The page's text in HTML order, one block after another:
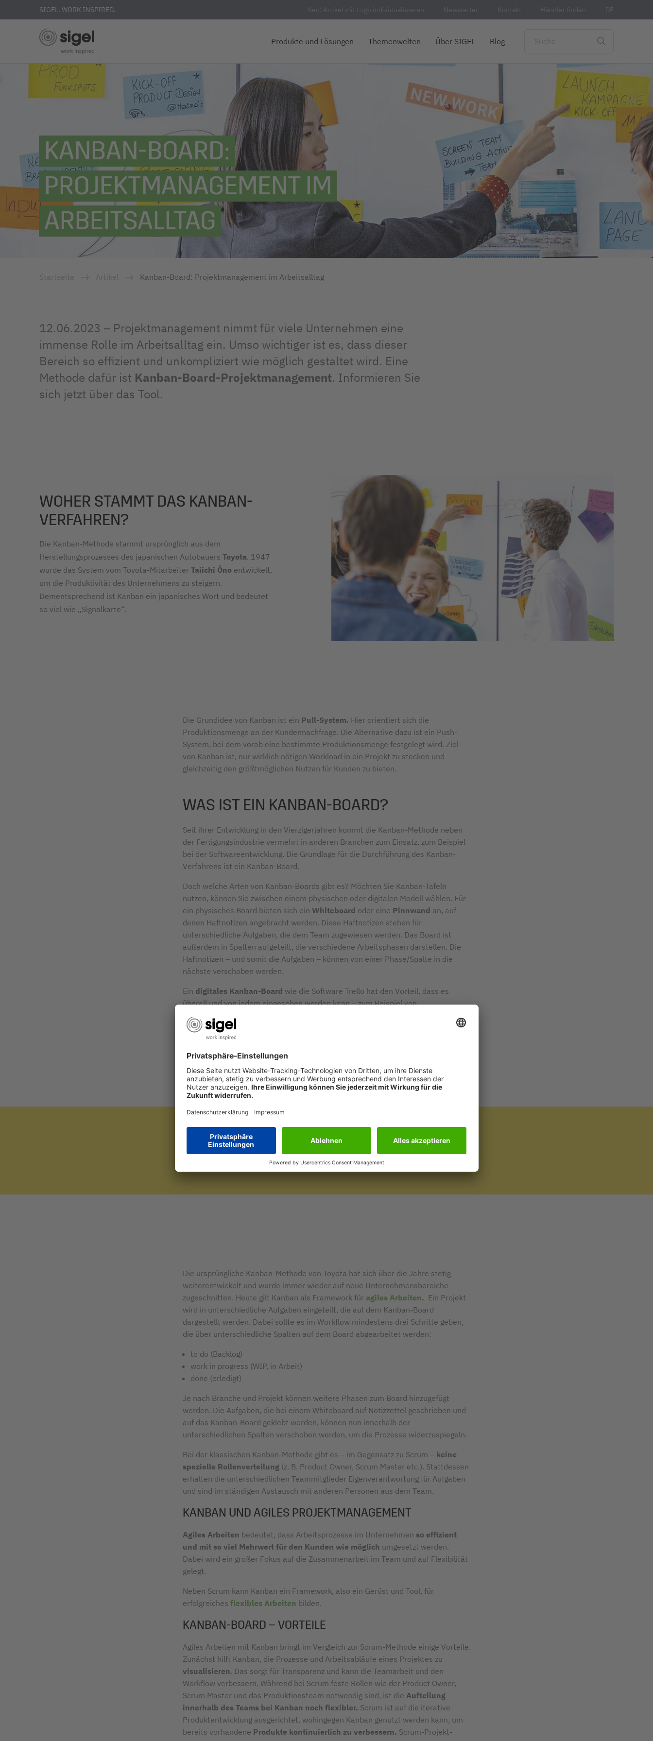
SIGEL. WORK INSPIRED. Neu: Artikel mit Logo individualisieren Newsletter Kontakt Händler finden DE
Produkte und Lösungen Themenwelten Über SIGEL Blog
KANBAN-BOARD:
PROJEKTMANAGEMENT IM
ARBEITSALLTAG
Startseite Artikel Kanban-Board: Projektmanagement im Arbeitsalltag
12.06.2023 – Projektmanagement nimmt für viele Unternehmen eine
immense Rolle im Arbeitsalltag ein. Umso wichtiger ist es, dass dieser
Bereich so effizient und unkompliziert wie möglich gestaltet wird. Eine
Methode dafür ist Kanban-Board-Projektmanagement. Informieren Sie
sich jetzt über das Tool.
WOHER STAMMT DAS KANBAN-
VERFAHREN?
Die Kanban-Methode stammt ursprünglich aus dem
Herstellungsprozesses des japanischen Autobauers Toyota. 1947
wurde das System vom Toyota-Mitarbeiter Taiichi Ōno entwickelt,
um die Produktivität des Unternehmens zu steigern.
Dementsprechend ist Kanban ein japanisches Wort und bedeutet
so viel wie „Signalkarte“.
Die Grundidee von Kanban ist ein Pull-System. Hier orientiert sich die
Produktionsmenge an der Kundennachfrage. Die Alternative dazu ist ein Push-
System, bei dem vorab eine bestimmte Produktionsmenge festgelegt wird. Ziel
von Kanban ist, nur wirklich nötigen Workload in ein Projekt zu stecken und
gleichzeitig den größtmöglichen Nutzen für Kunden zu bieten.
WAS IST EIN KANBAN-BOARD?
Seit ihrer Entwicklung in den Vierzigerjahren kommt die Kanban-Methode neben
der Fertigungsindustrie vermehrt in anderen Branchen zum Einsatz, zum Beispiel
bei der Softwareentwicklung. Die Grundlage für die Durchführung des Kanban-
Verfahrens ist ein Kanban-Board.
Doch welche Arten von Kanban-Boards gibt es? Möchten Sie Kanban-Tafeln
nutzen, können Sie zwischen einem physischen oder digitalen Modell wählen. Für
ein physisches Board bieten sich ein Whiteboard oder eine Pinnwand an, auf
denen Haftnotizen angebracht werden. Diese Haftnotizen stehen für
unterschiedliche Aufgaben, die dem Team zugewiesen werden. Das Board ist
außerdem in Spalten aufgeteilt, die verschiedene Arbeitsphasen darstellen. Die
Haftnotizen – und somit die Aufgaben – können von einer Phase/Spalte in die
nächste verschoben werden.
Ein digitales Kanban-Board wie die Software Trello hat den Vorteil, dass es
überall und von jedem eingesehen werden kann – zum Beispiel von
Mitarbeitenden, die im Homeoffice arbeiten. Teilweise ist es auch sinnvoll, sowohl
ein physisches als auch ein digitales Kanban-Board zu nutzen.
WIE FUNKTIONIERT DIE KANBAN-
METHODE: ERKLÄRUNG
Die ursprüngliche Kanban-Methode von Toyota hat sich über die Jahre stetig
weiterentwickelt und wurde immer wieder auf neue Unternehmensbereiche
zugeschnitten. Heute gilt Kanban als Framework für agiles Arbeiten. Ein Projekt
wird in unterschiedliche Aufgaben eingeteilt, die auf dem Kanban-Board
dargestellt werden. Dabei sollte es im Workflow mindestens drei Schritte geben,
die über unterschiedliche Spalten auf dem Board abgearbeitet werden:
to do (Backlog)
work in progress (WIP, in Arbeit)
done (erledigt)
Je nach Branche und Projekt können weitere Phasen zum Board hinzugefügt
werden. Die Aufgaben, die bei einem Whiteboard auf Notizzettel geschrieben und
auf das Kanban-Board geklebt werden, können nun innerhalb der
unterschiedlichen Spalten verschoben werden, um die Prozesse widerzuspiegeln.
Bei der klassischen Kanban-Methode gibt es – im Gegensatz zu Scrum – keine
spezielle Rollenverteilung(z. B. Product Owner, Scrum Master etc.). Stattdessen
erhalten die unterschiedlichen Teammitglieder Eigenverantwortung für Aufgaben
und sind im ständigen Austausch mit anderen Personen aus dem Team.
KANBAN UND AGILES PROJEKTMANAGEMENT
Agiles Arbeiten bedeutet, dass Arbeitsprozesse im Unternehmen so effizient
und mit so viel Mehrwert für den Kunden wie möglich umgesetzt werden.
Dabei wird ein großer Fokus auf die Zusammenarbeit im Team und auf Flexibilität
gelegt.
Neben Scrum kann Kanban ein Framework, also ein Gerüst und Tool, für
erfolgreiches flexibles Arbeiten bilden.
KANBAN-BOARD – VORTEILE
Agiles Arbeiten mit Kanban bringt im Vergleich zur Scrum-Methode einige Vorteile.
Zunächst hilft Kanban, die Prozesse und Arbeitsabläufe eines Projektes zu
visualisieren. Das sorgt für Transparenz und kann die Teamarbeit und den
Workflow verbessern. Während bei Scrum feste Rollen wie der Product Owner,
Scrum Master und das Produktionsteam notwendig sind, ist die Aufteilung
innerhalb des Teams bei Kanban noch flexibler. Scrum ist auf die iterative
Produktentwicklung ausgerichtet, wohingegen Kanban genutzt werden kann, um
bereits vorhandene Produkte kontinuierlich zu verbessern. Scrum-Projekt-